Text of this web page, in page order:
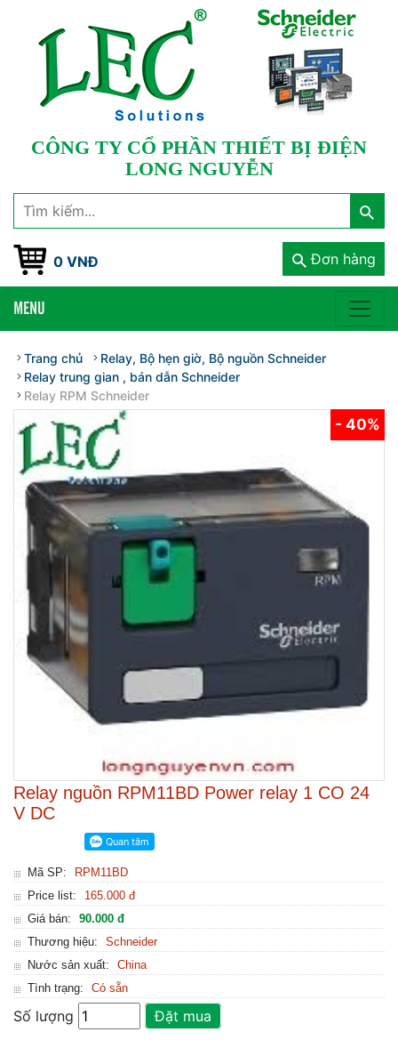
CÔNG TY CỔ PHẦN THIẾT BỊ ĐIỆN
LONG NGUYỄN
0 VNĐ Đơn hàng
MENU
Trang chủ
Relay, Bộ hẹn giờ, Bộ nguồn Schneider
Relay trung gian , bán dẫn Schneider
Relay RPM Schneider
- 40%
Relay nguồn RPM11BD Power relay 1 CO 24
V DC
Mã SP:
RPM11BD
Price list:
165.000 đ
Giá bán:
90.000 đ
Thương hiệu:
Schneider
Nước sản xuất:
China
Tình trạng:
Có sẵn
Số lượng Đặt mua